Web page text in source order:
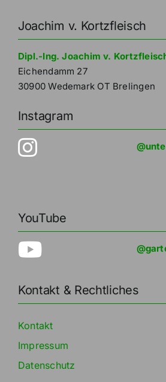
Joachim v. Kortzfleisch
Dipl.-Ing. Joachim v.
Eichendamm 27
30900 Wedemark OT Brelingen
Instagram
YouTube
Kontakt & Rechtliches
Kontakt
Impressum
Datenschutz